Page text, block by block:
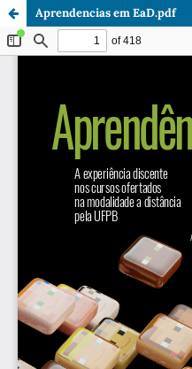
Aprendencias em EaD.pdf